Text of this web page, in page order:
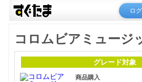
ロ
コロムビアミュージ
グレード対象
商品購入